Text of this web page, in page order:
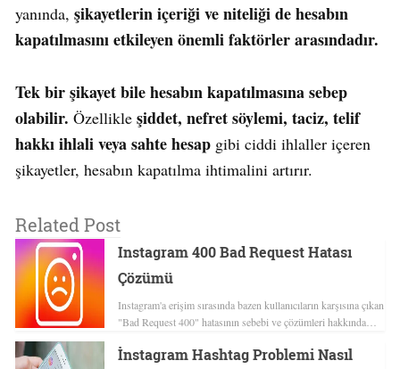
yanında, şikayetlerin içeriği ve niteliği de hesabın
kapatılmasını etkileyen önemli faktörler arasındadır.
Tek bir şikayet bile hesabın kapatılmasına sebep
olabilir. Özellikle şiddet, nefret söylemi, taciz, telif
hakkı ihlali veya sahte hesap gibi ciddi ihlaller içeren
şikayetler, hesabın kapatılma ihtimalini artırır.
Related Post
Instagram 400 Bad Request Hatası
Çözümü
Instagram'a erişim sırasında bazen kullanıcıların karşısına çıkan
"Bad Request 400" hatasının sebebi ve çözümleri hakkında…
İnstagram Hashtag Problemi Nasıl